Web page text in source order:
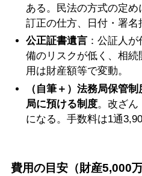
ある。民法の方式の定
訂正の仕方、日付・署名
公正証書遺言 ：公証人
備のリスクが低く、相続
用は財産額等で変動。
（自筆＋）法務局保管制
局に預ける制度。改ざん
になる。手数料は1通
費用の目安（財産5,000